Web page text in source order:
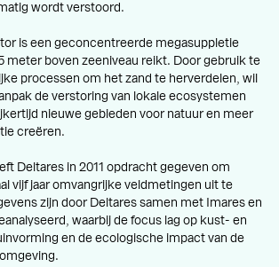
wordt verstoord.
is een geconcentreerde megasuppletie
meter boven zeeniveau reikt. Door gebruik te
processen om het zand te herverdelen, wil
de verstoring van lokale ecosystemen
nieuwe gebieden voor natuur en meer
creëren.
Deltares in 2011 opdracht gegeven om
vijf jaar omvangrijke veldmetingen uit te
zijn door Deltares samen met Imares en
waarbij de focus lag op kust- en
en de ecologische impact van de